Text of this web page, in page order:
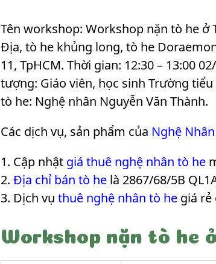
Tên workshop: Workshop nặn tò he ở
Địa, tò he khủng long, tò he
11, TpHCM. Thời gian: 12:30 – 13:00
tượng: Giáo viên, học sinh Trường
tò he: Nghệ nhân Nguyễn Văn Thành.
Các dịch vụ, sản phẩm của Nghệ Nhân
Cập nhật giá thuê nghệ nhân tò he
Địa chỉ bán tò he là 2867/68/5B
Dịch vụ thuê nghệ nhân tò he giá rẻ
Workshop nặn tò he